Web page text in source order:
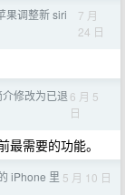
果调整新 siri
7 月
24 日
修改为已退 6 月 5
日
需要的功能。
iPhone 里 5 月 10 日